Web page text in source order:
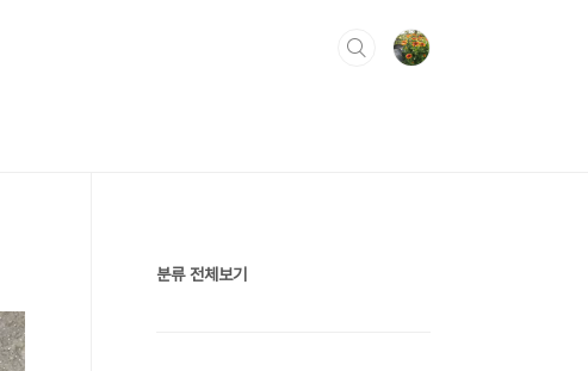
분류 전체보기